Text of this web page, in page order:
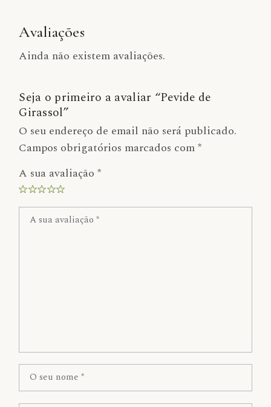
Avaliações
Ainda não existem avaliações.
Seja o primeiro a avaliar “Pevide de
Girassol”
O seu endereço de email não será publicado.
Campos obrigatórios marcados com*
A sua avaliação*